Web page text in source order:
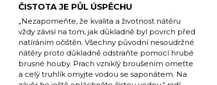
ČISTOTA JE PŮL ÚSPĚCHU
„Nezapomeňte, že kvalita a životnost nátěru
vždy závisí na tom, jak důkladně byl povrch před
natíráním očištěn. Všechny původní nesoudržné
nátěry proto důkladně odstraňte pomocí hrubé
brusné houby. Prach vzniklý broušením omeťte
a celý truhlík omyjte vodou se saponátem. Na